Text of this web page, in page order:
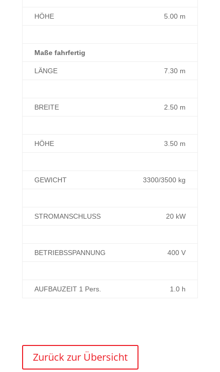
HÖHE 5.00 m
Maße fahrfertig
LÄNGE 7.30 m
BREITE 2.50 m
HÖHE 3.50 m
GEWICHT 3300/3500 kg
STROMANSCHLUSS 20 kW
BETRIEBSSPANNUNG 400 V
AUFBAUZEIT 1 Pers. 1.0 h
Zurück zur Übersicht